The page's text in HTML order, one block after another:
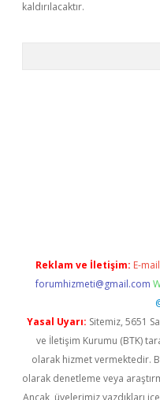
kaldırılacaktır.
Reklam ve İletişim: E-
forumhizmeti@gmail.com
Yasal Uyarı: Sitemiz, 5651
ve İletişim Kurumu (BTK)
olarak hizmet vermektedir.
olarak denetleme veya
Ancak, üyelerimiz yazdıkları